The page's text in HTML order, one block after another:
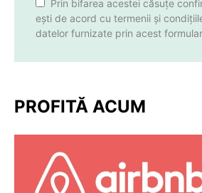
Prin bifarea acestei căsuțe
ești de acord cu termenii și
datelor furnizate prin acest
PROFITĂ ACUM